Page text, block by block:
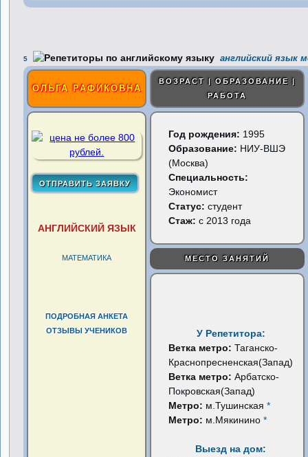
5 английский язык
ОЛЬГА РАФИКОВНА
ВОЗРАСТ | ОБРАЗОВАНИЕ |
РАБОТА
АНГЛИЙСКИЙ ЯЗЫК
МАТЕМАТИКА
ПОДРОБНАЯ АНКЕТА
ОТЗЫВЫ УЧЕНИКОВ
Год рождения: 1995
Образование: НИУ-ВШЭ
(Москва)
Специальность:
Экономист
Статус:студент
Стаж: с 2013 года
МЕСТО ЗАНЯТИЙ
У Репетитора:
Ветка метро:Таганско-
Краснопресненская(Запад)
Ветка метро:Арбатско-
Покровская(Запад)
Метро: м.Тушинская*
Метро: м.Мякинино*
Выезд на дом: